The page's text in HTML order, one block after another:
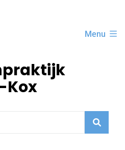
Menu
Kox